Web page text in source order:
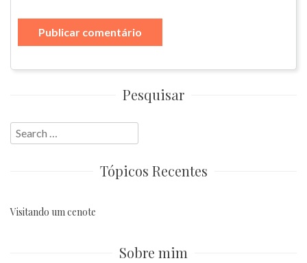
Pesquisar
Search
for:
Tópicos Recentes
Visitando um cenote
Sobre mim